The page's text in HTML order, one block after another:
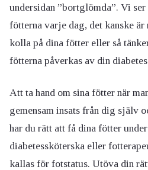
undersidan ”bortglömda”. Vi
fötterna varje dag, det kanske
kolla på dina fötter eller så
fötterna påverkas av din
Att ta hand om sina fötter när
gemensam insats från dig själv
har du rätt att få dina fötter
diabetessköterska eller
kallas för fotstatus. Utöva din